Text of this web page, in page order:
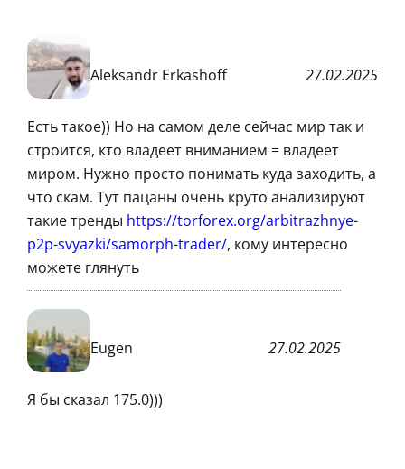
Aleksandr Erkashoff 27.02.2025
Есть такое)) Но на самом деле сейчас мир так и
строится, кто владеет вниманием = владеет
миром. Нужно просто понимать куда заходить, а
что скам. Тут пацаны очень круто анализируют
такие тренды https://torforex.org/arbitrazhnye-
p2p-svyazki/samorph-trader/, кому интересно
можете глянуть
Eugen 27.02.2025
Я бы сказал 175.0)))